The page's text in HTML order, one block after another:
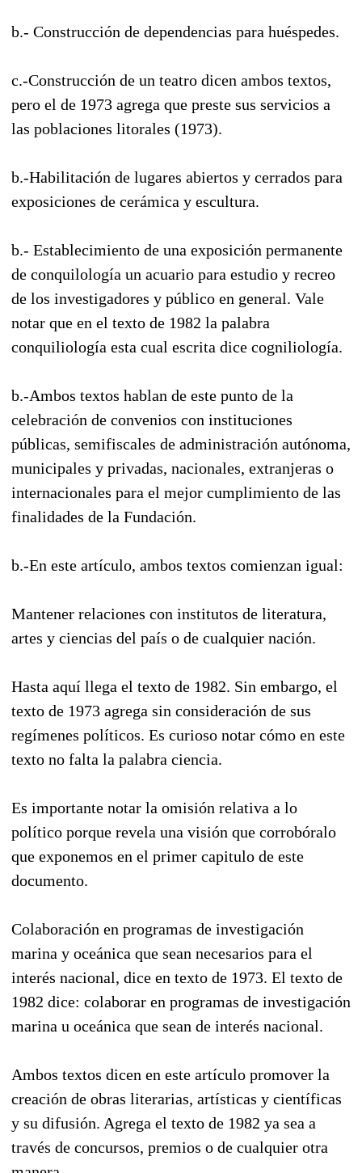
b.- Construcción de dependencias para huéspedes.
c.-Construcción de un teatro dicen ambos textos,
pero el de 1973 agrega que preste sus servicios a
las poblaciones litorales (1973).
b.-Habilitación de lugares abiertos y cerrados para
exposiciones de cerámica y escultura.
b.- Establecimiento de una exposición permanente
de conquilología un acuario para estudio y recreo
de los investigadores y público en general. Vale
notar que en el texto de 1982 la palabra
conquiliología esta cual escrita dice cogniliología.
b.-Ambos textos hablan de este punto de la
celebración de convenios con instituciones
públicas, semifiscales de administración autónoma,
municipales y privadas, nacionales, extranjeras o
internacionales para el mejor cumplimiento de las
finalidades de la Fundación.
b.-En este artículo, ambos textos comienzan igual:
Mantener relaciones con institutos de literatura,
artes y ciencias del país o de cualquier nación.
Hasta aquí llega el texto de 1982. Sin embargo, el
texto de 1973 agrega sin consideración de sus
regímenes políticos. Es curioso notar cómo en este
texto no falta la palabra ciencia.
Es importante notar la omisión relativa a lo
político porque revela una visión que corrobóralo
que exponemos en el primer capitulo de este
documento.
Colaboración en programas de investigación
marina y oceánica que sean necesarios para el
interés nacional, dice en texto de 1973. El texto de
1982 dice: colaborar en programas de investigación
marina u oceánica que sean de interés nacional.
Ambos textos dicen en este artículo promover la
creación de obras literarias, artísticas y científicas
y su difusión. Agrega el texto de 1982 ya sea a
través de concursos, premios o de cualquier otra